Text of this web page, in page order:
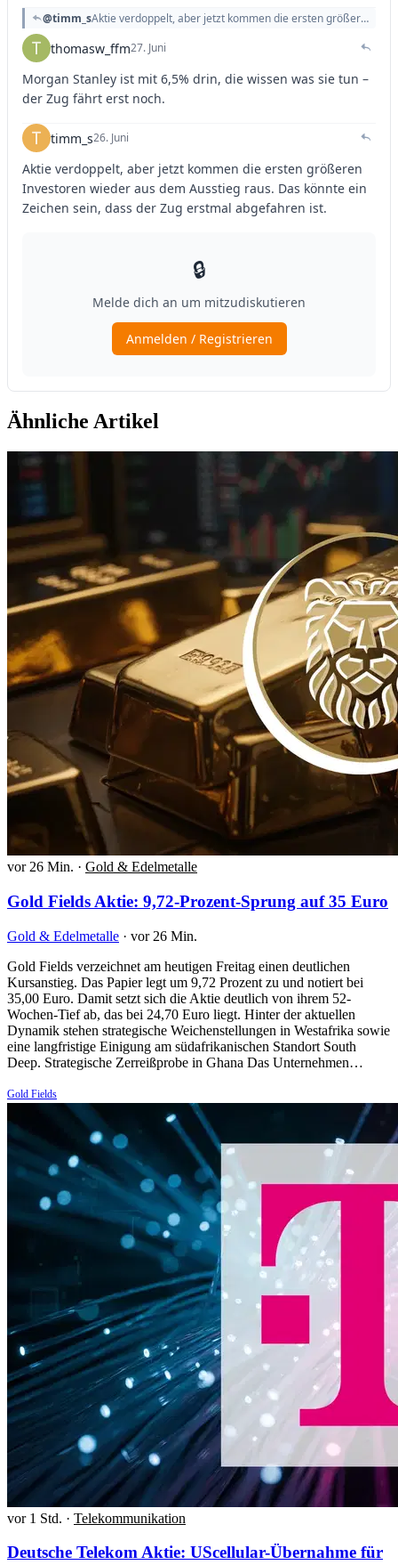
Ähnliche Artikel
vor 26 Min. · Gold & Edelmetalle
Gold Fields Aktie: 9,72-Prozent-Sprung auf 35 Euro
Gold & Edelmetalle · vor 26 Min.
Gold Fields verzeichnet am heutigen Freitag einen deutlichen
Kursanstieg. Das Papier legt um 9,72 Prozent zu und notiert bei
35,00 Euro. Damit setzt sich die Aktie deutlich von ihrem 52-
Wochen-Tief ab, das bei 24,70 Euro liegt. Hinter der aktuellen
Dynamik stehen strategische Weichenstellungen in Westafrika sowie
eine langfristige Einigung am südafrikanischen Standort South
Deep. Strategische Zerreißprobe in Ghana Das Unternehmen…
Gold Fields
vor 1 Std. · Telekommunikation
Deutsche Telekom Aktie: UScellular-Übernahme für